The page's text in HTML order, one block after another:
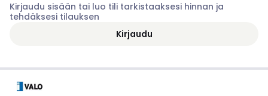
Kirjaudu sisään tai luo tili tarkistaaksesi hinnan ja
tehdäksesi tilauksen
Kirjaudu